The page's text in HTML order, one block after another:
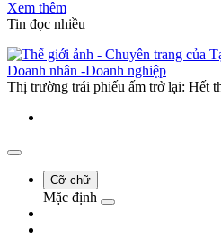
Xem thêm
Tin đọc nhiều
Doanh nhân -Doanh nghiệp
Thị trường trái phiếu ấm trở lại: Hết
Cỡ chữ
Mặc định